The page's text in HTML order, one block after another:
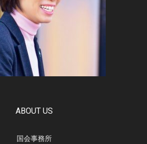
ABOUT US
国会事務所